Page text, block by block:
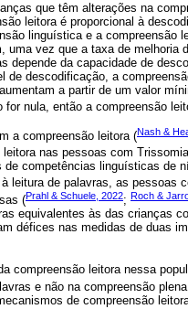
que têm alterações na
leitora é proporcional à
linguística e a
uma vez que a taxa de melhoria
depende da capacidade de
de descodificação, a
a partir de um valor
nula, então a compreensão
a compreensão leitora (Nash &
nas pessoas com
de competências linguísticas de
leitura de palavras, as pessoas
(Prahl & Schuele, 2022; Roch &
equivalentes às das crianças
défices nas medidas de duas
compreensão leitora nessa
e não na compreensão
de compreensão